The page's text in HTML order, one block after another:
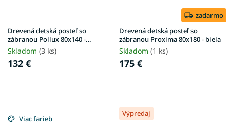
Drevená detská posteľ so
zábranou Pollux 80x140 -
borovica
Skladom (3 ks)
132 €
zadarmo
Drevená detská posteľ so
zábranou Proxima 80x180 - biela
Skladom (1 ks)
175 €
Viac farieb
Výpredaj